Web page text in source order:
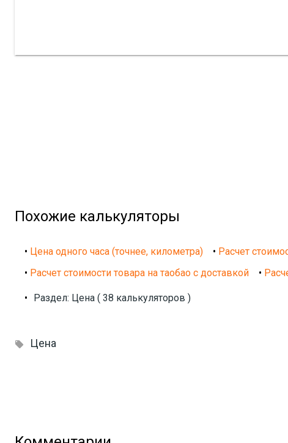
Похожие калькуляторы
• Цена одного часа (точнее, километра) • Расчет
• Расчет стоимости товара на таобао с доставкой •
• Раздел: Цена ( 38 калькуляторов )
 Цена